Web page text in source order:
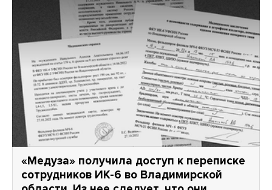
«Медуза» получила доступ к переписке
сотрудников ИК-6 во Владимирской